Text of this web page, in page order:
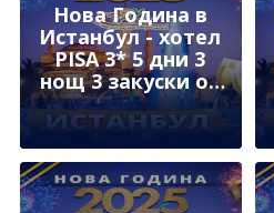
Нова Година в
Истанбул - хотел
PISA 3* 5 дни 3
нощ 3 закуски от
София и Пловдив